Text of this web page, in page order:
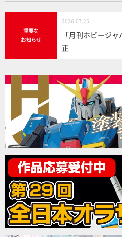
重要な
お知らせ
2026.07.25
「月刊ホビージ
正